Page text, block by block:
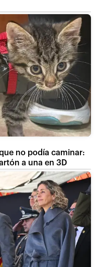
no podía caminar:
a una en 3D